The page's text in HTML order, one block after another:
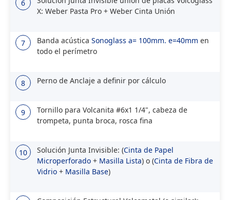
6
X: Weber Pasta Pro + Weber Cinta Unión
7 Banda acústica Sonoglass a= 100mm. e=40mm en
todo el perímetro
8 Perno de Anclaje a definir por cálculo
9
Tornillo para Volcanita #6x1 1/4", cabeza de
trompeta, punta broca, rosca fina
10 Solución Junta Invisible: (Cinta de Papel
Microperforado + Masilla Lista) o (Cinta de Fibra de
Vidrio + Masilla Base)